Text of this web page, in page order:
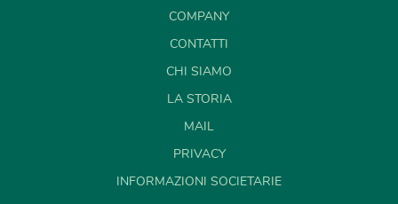
COMPANY
CONTATTI
CHI SIAMO
LA STORIA
MAIL
PRIVACY
INFORMAZIONI SOCIETARIE